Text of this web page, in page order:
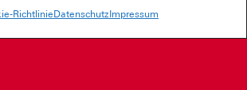
Richtlinie Datenschutz Impressum